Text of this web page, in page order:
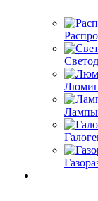
Лампы